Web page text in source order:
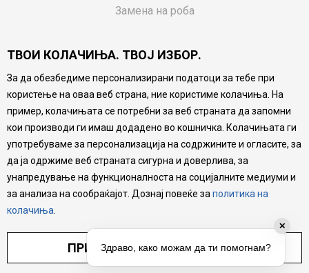
Замена на роба
Ваучери
Product Finder
FAQs
Настојуваме да бидеме што попрецизни во описот на
производите, прикажување на слики и цени, но не
можеме да гарантираме дека сите информации се
комплетни и без грешка. Сите производи се дел од
нашата понуда, но не се подразбира дека мора да се
достапни во секој момент.
ТВОИ КОЛАЧИЊА. ТВОЈ ИЗБОР.
За да обезбедиме персонализирани податоци за тебе при
користење на оваа веб страна, ние користиме колачиња. На
пример, колачињата се потребни за веб страната да запомни
кои производи ги имаш додадено во кошничка. Колачињата ги
употребуваме за персонализација на содржините и огласите, за
да ја одржиме веб страната сигурна и доверлива, за
унапредување на функционалноста на социјалните медиуми и
за анализа на сообраќајот. Дознај повеќе за политика на
колачиња
ПРИЛАГОДИ ПОСТАВУВАЊА
✕
Здраво, како можам да ти помогнам?